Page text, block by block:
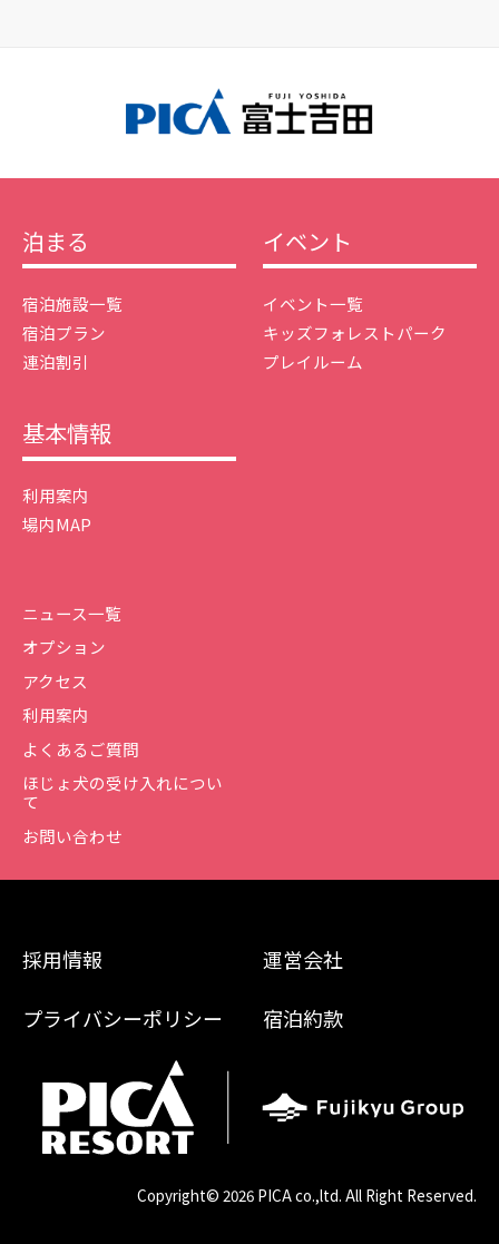
泊まる
宿泊施設一覧
宿泊プラン
連泊割引
イベント
イベント一覧
キッズフォレストパーク
プレイルーム
基本情報
利用案内
場内MAP
ニュース一覧
オプション
アクセス
利用案内
よくあるご質問
ほじょ犬の受け入れについ
て
お問い合わせ
採用情報 運営会社
プライバシーポリシー 宿泊約款
Copyright© 2026 PICA co.,ltd. All Right Reserved.